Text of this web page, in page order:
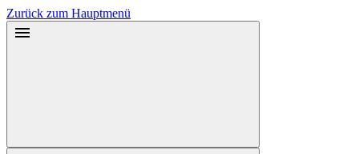
Zurück zum Hauptmenü